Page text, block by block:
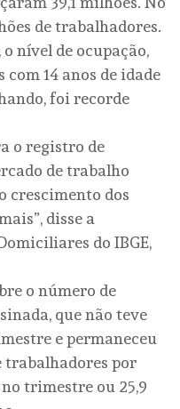
de trabalhadores.
o nível de ocupação,
com 14 anos de idade
foi recorde
o registro de
de trabalho
crescimento dos
disse a
do IBGE,
o número de
que não teve
e permaneceu
trabalhadores por
trimestre ou 25,9